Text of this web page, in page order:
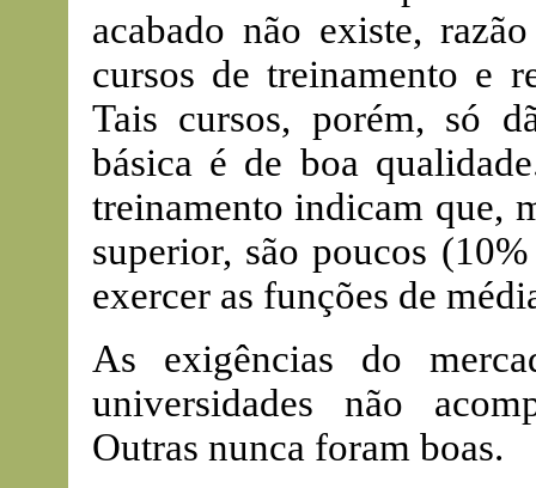
acabado não existe,
cursos de treinamento e
Tais cursos, porém, só
básica é de boa
treinamento indicam que,
superior, são poucos
exercer as funções de
As exigências do
universidades não
Outras nunca foram boas.